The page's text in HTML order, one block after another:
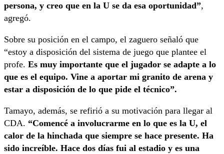
persona, y creo que en la U se da esa oportunidad”,
agregó.
Sobre su posición en el campo, el zaguero señaló que
“estoy a disposición del sistema de juego que plantee el
profe. Es muy importante que el jugador se adapte a lo
que es el equipo. Vine a aportar mi granito de arena y
estar a disposición de lo que pide el técnico”.
Tamayo, además, se refirió a su motivación para llegar al
CDA. “Comencé a involucrarme en lo que es la U, el
calor de la hinchada que siempre se hace presente. Ha
sido increíble. Hace dos días fui al estadio y es una